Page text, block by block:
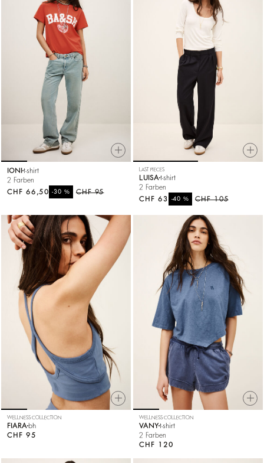
IONI t-shirt
2 Farben
CHF 95
-30 %
CHF 66,50
LAST PIECES
LUISA t-shirt
2 Farben
CHF 105
-40%
CHF 63
WELLNESS COLLECTION
FIARA bh
CHF 95
WELLNESS COLLECTION
VANYt-shirt
2 Farben
CHF 120